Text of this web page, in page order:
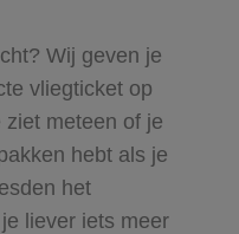
Wij geven je
vliegticket op
meteen of je
hebt als je
het
liever iets meer